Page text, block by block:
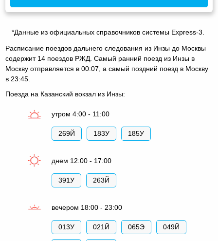
*Данные из официальных справочников системы Express-3.
Расписание поездов дальнего следования из Инзы до Москвы
содержит 14 поездов РЖД. Самый ранний поезд из Инзы в
Москву отправляется в 00:07, а самый поздний поезд в Москву
в 23:45.
Поезда на Казанский вокзал из Инзы:
утром 4:00 - 11:00
269Й 183У 185У
днем 12:00 - 17:00
391У 263Й
вечером 18:00 - 23:00
013У 021Й 065Э 049Й